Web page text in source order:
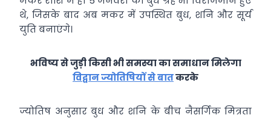
थे, जिसके बाद अब मकर में उपस्थित बुध, शनि और सूर्य
युति बनाएंगे।
भविष्य से जुड़ी किसी भी समस्या का समाधान मिलेगा
विद्वान ज्योतिषियों से बातकरके
ज्योतिष अनुसार बुध और शनि के बीच नैसर्गिक मित्रता